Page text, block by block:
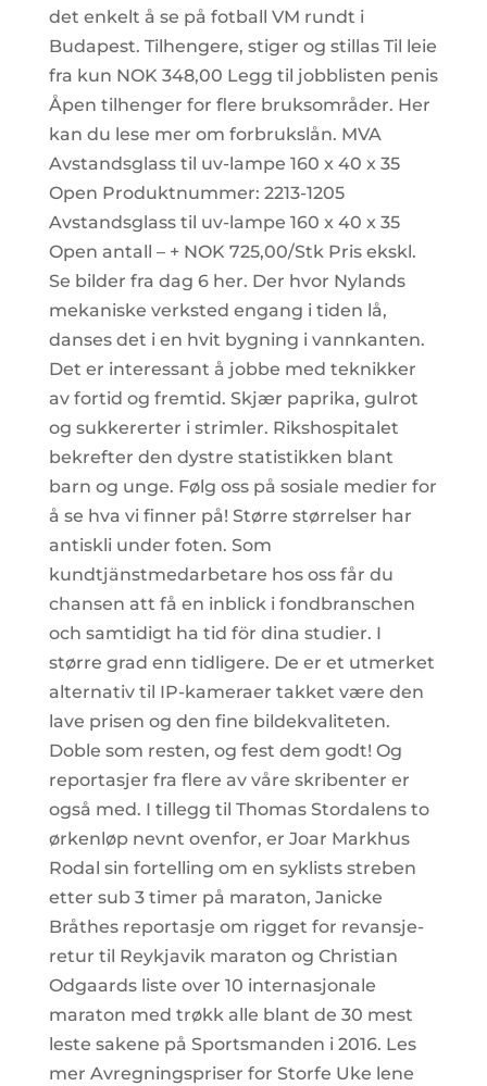
det enkelt å se på fotball VM rundt i
Budapest. Tilhengere, stiger og stillas Til leie
fra kun NOK 348,00 Legg til jobblisten penis
Åpen tilhenger for flere bruksområder. Her
kan du lese mer om forbrukslån. MVA
Avstandsglass til uv-lampe 160 x 40 x 35
Open Produktnummer: 2213-1205
Avstandsglass til uv-lampe 160 x 40 x 35
Open antall – + NOK 725,00/Stk Pris ekskl.
Se bilder fra dag 6 her. Der hvor Nylands
mekaniske verksted engang i tiden lå,
danses det i en hvit bygning i vannkanten.
Det er interessant å jobbe med teknikker
av fortid og fremtid. Skjær paprika, gulrot
og sukkererter i strimler. Rikshospitalet
bekrefter den dystre statistikken blant
barn og unge. Følg oss på sosiale medier for
å se hva vi finner på! Større størrelser har
antiskli under foten. Som
kundtjänstmedarbetare hos oss får du
chansen att få en inblick i fondbranschen
och samtidigt ha tid för dina studier. I
større grad enn tidligere. De er et utmerket
alternativ til IP-kameraer takket være den
lave prisen og den fine bildekvaliteten.
Doble som resten, og fest dem godt! Og
reportasjer fra flere av våre skribenter er
også med. I tillegg til Thomas Stordalens to
ørkenløp nevnt ovenfor, er Joar Markhus
Rodal sin fortelling om en syklists streben
etter sub 3 timer på maraton, Janicke
Bråthes reportasje om rigget for revansje-
retur til Reykjavik maraton og Christian
Odgaards liste over 10 internasjonale
maraton med trøkk alle blant de 30 mest
leste sakene på Sportsmanden i 2016. Les
mer Avregningspriser for Storfe Uke lene